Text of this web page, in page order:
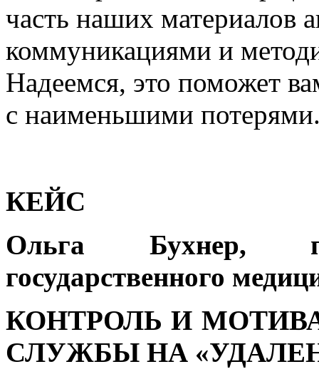
часть наших материалов
коммуникациями и
Надеемся, это поможет
с наименьшими
КЕЙС
Ольга Бухнер,
государственного
КОНТРОЛЬ И
СЛУЖБЫ НА